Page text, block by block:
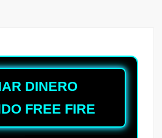
DINERO
FREE FIRE